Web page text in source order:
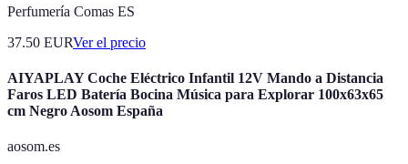
Perfumería Comas ES
37.50 EURVer el precio
AIYAPLAY Coche Eléctrico Infantil 12V Mando a Distancia
Faros LED Batería Bocina Música para Explorar 100x63x65
cm Negro Aosom España
aosom.es